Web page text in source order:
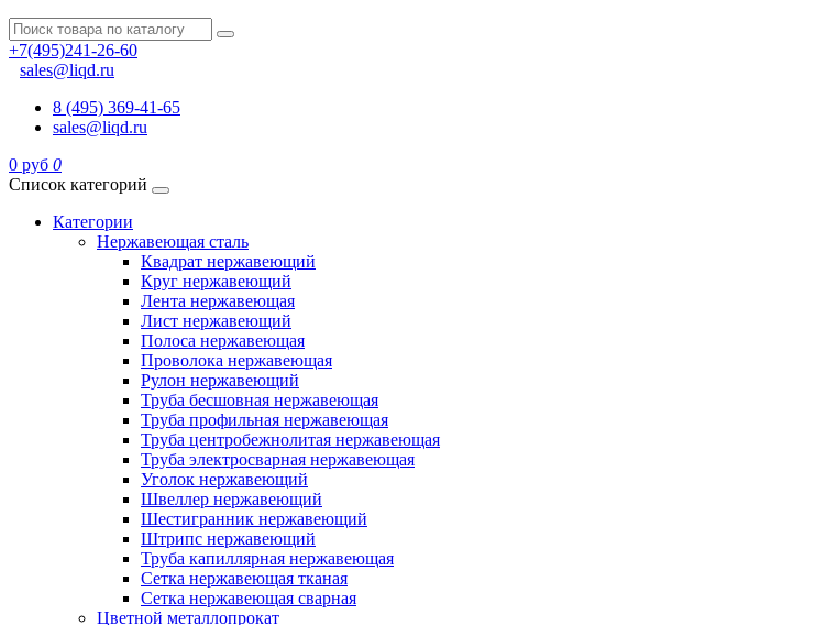
+7(495)241-26-60
sales@liqd.ru
8 (495) 369-41-65
sales@liqd.ru
0 руб 0
Список категорий
Категории
Нержавеющая сталь
Квадрат нержавеющий
Круг нержавеющий
Лента нержавеющая
Лист нержавеющий
Полоса нержавеющая
Проволока нержавеющая
Рулон нержавеющий
Труба бесшовная нержавеющая
Труба профильная нержавеющая
Труба центробежнолитая нержавеющая
Труба электросварная нержавеющая
Уголок нержавеющий
Швеллер нержавеющий
Шестигранник нержавеющий
Штрипс нержавеющий
Труба капиллярная нержавеющая
Сетка нержавеющая тканая
Сетка нержавеющая сварная
Цветной металлопрокат